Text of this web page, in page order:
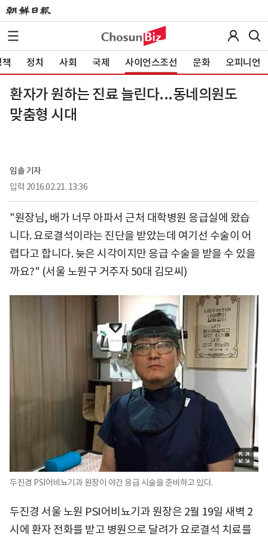
정치 사회 국제 사이언스조선 문화 오피니언
환자가 원하는 진료 늘린다...동네의원도
맞춤형 시대
임솔 기자
입력 2016.02.21. 13:36
"원장님, 배가 너무 아파서 근처 대학병원 응급실에 왔습
니다. 요로결석이라는 진단을 받았는데 여기선 수술이 어
렵다고 합니다. 늦은 시각이지만 응급 수술을 받을 수 있을
까요?" (서울 노원구 거주자 50대 김모씨)
두진경 PSI어비뇨기과 원장이 야간 응급 시술을 준비하고 있다.
두진경 서울 노원 PSI어비뇨기과 원장은 2월 19일 새벽 2
시에 환자 전화를 받고 병원으로 달려가 요로결석 치료를